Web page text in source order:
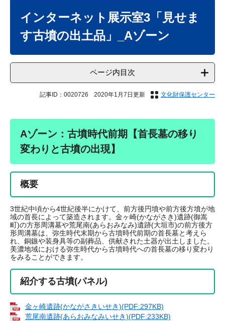
インターネット展示室3「見せま
す古墳の出土品」_Aゾーン
ページ内目次
記事ID：0020726 2020年1月7日更新 文化財保護センター
Aゾーン：古墳時代前期【首長墓の移り
変わりと古墳の出現】
概要
3世紀中頃から4世紀後半にかけて、前方後円墳や前方後方墳が地
域の首長によって築造されます。金ヶ崎(かながさき)遺跡(御嵩
町)の方形周溝墓や荒尾南(あらおみなみ)遺跡(大垣市)の前方後方
形周溝墓は、弥生時代末期から古墳時代前期の首長墓と考えら
れ、銅鏃や装身具等の副葬品、供献された土器が出土しました。
美濃地域における弥生時代から古墳時代への首長墓の移り変わり
をみることができます。
紹介する古墳(パネル)
金ヶ崎遺跡(かながさきいせき)(PDF:297KB)
荒尾南遺跡(あらおみなみいせき)(PDF:233KB)